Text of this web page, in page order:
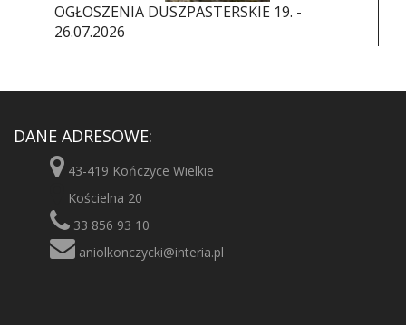
OGŁOSZENIA DUSZPASTERSKIE 19. -
26.07.2026
DANE ADRESOWE:
43-419 Kończyce Wielkie
Kościelna 20
33 856 93 10
aniolkonczycki@interia.pl